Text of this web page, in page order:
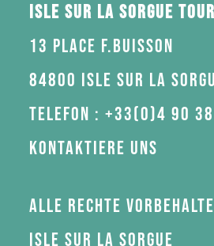
Isle sur la Sorgue
13 Place F.Buisson
84800 Isle sur la
Telefon : +33(0)4 90
Kontaktiere uns
Alle Rechte
Isle sur la Sorgue